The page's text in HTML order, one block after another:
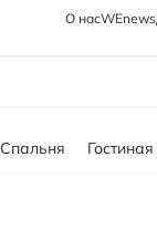
О насWEnews
Спальня Гостиная